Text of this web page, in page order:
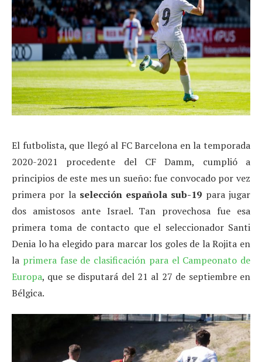
El futbolista, que llegó al FC Barcelona en la temporada
2020-2021 procedente del CF Damm, cumplió a
principios de este mes un sueño: fue convocado por vez
primera por la selección española sub-19 para jugar
dos amistosos ante Israel. Tan provechosa fue esa
primera toma de contacto que el seleccionador Santi
Denia lo ha elegido para marcar los goles de la Rojita en
la primera fase de clasificación para el Campeonato de
Europa, que se disputará del 21 al 27 de septiembre en
Bélgica.